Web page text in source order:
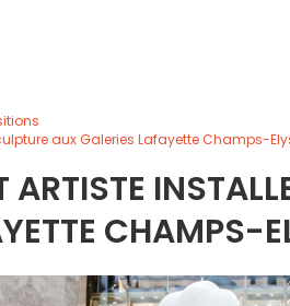
aux Galeries Lafayette Champs-
ARTISTE
CHAMPS-